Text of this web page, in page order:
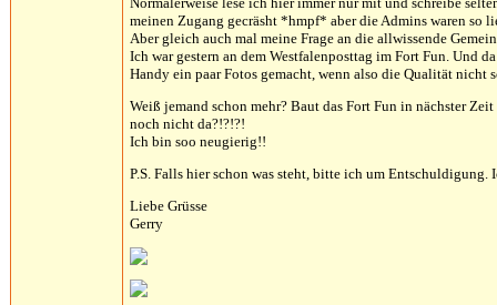
meinen Zugang gecräsht *hmpf* aber die Admins waren so
Aber gleich auch mal meine Frage an die allwissende
Ich war gestern an dem Westfalenposttag im Fort Fun. Und
Handy ein paar Fotos gemacht, wenn also die Qualität nicht
Weiß jemand schon mehr? Baut das Fort Fun in nächster
noch nicht da?!?!?!
Ich bin soo neugierig!!
P.S. Falls hier schon was steht, bitte ich um
Liebe Grüsse
Gerry